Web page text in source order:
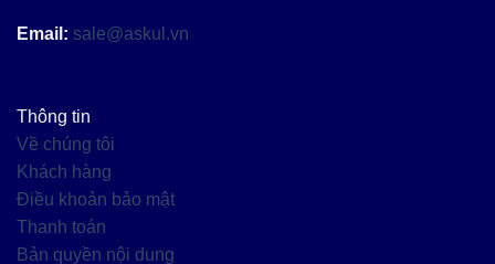
Email: sale@askul.vn
Thông tin
Về chúng tôi
Khách hàng
Điều khoản bảo mật
Thanh toán
Bản quyền nội dung